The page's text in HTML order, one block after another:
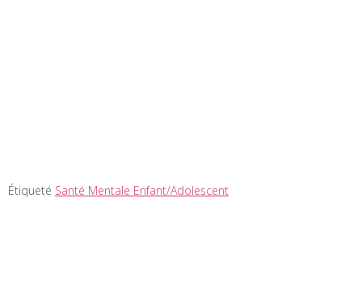
Étiqueté Santé Mentale Enfant/Adolescent